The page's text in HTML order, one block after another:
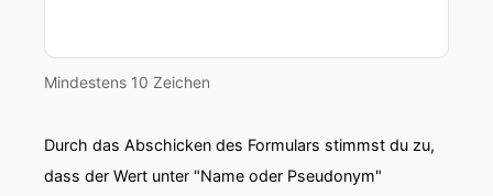
Mindestens 10 Zeichen
Durch das Abschicken des Formulars stimmst du zu,
dass der Wert unter "Name oder Pseudonym"